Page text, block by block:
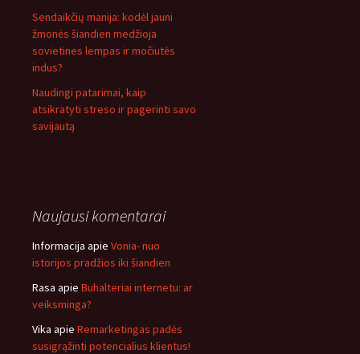
Sendaikčių manija: kodėl jauni
žmonės šiandien medžioja
sovietines lempas ir močiutės
indus?
Naudingi patarimai, kaip
atsikratyti streso ir pagerinti savo
savijautą
Naujausi komentarai
Informacija apie Vonia- nuo
istorijos pradžios iki šiandien
Rasa apie Buhalteriai internetu: ar
veiksminga?
Vika apie Remarketingas padės
susigrąžinti potencialius klientus!